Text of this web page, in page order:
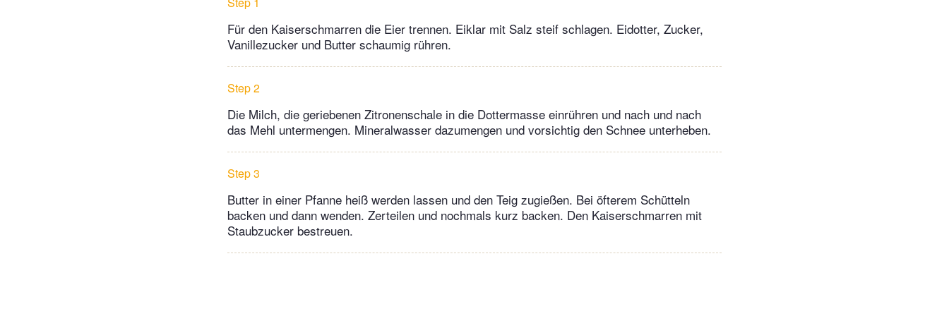
Für den Kaiserschmarren die Eier trennen. Eiklar mit Salz steif schlagen. Eidotter, Zucker,
Vanillezucker und Butter schaumig rühren.
Step 2
Die Milch, die geriebenen Zitronenschale in die Dottermasse einrühren und nach und nach
das Mehl untermengen. Mineralwasser dazumengen und vorsichtig den Schnee unterheben.
Step 3
Butter in einer Pfanne heiß werden lassen und den Teig zugießen. Bei öfterem Schütteln
backen und dann wenden. Zerteilen und nochmals kurz backen. Den Kaiserschmarren mit
Staubzucker bestreuen.